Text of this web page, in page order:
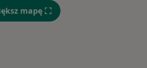
mapę